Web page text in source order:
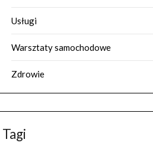
Usługi
Warsztaty samochodowe
Zdrowie
Tagi